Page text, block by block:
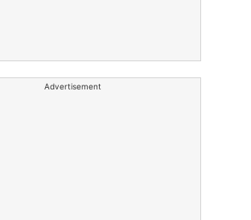
Advertisement